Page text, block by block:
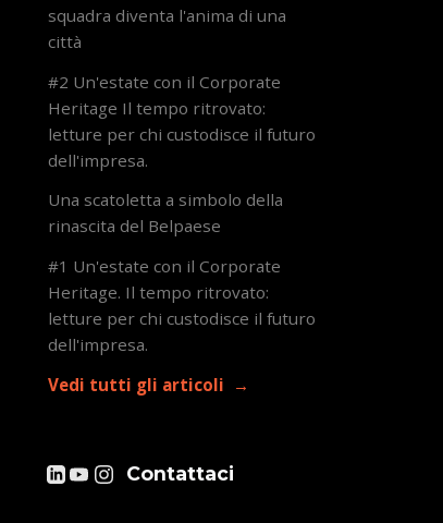
squadra diventa l'anima di una
città
#2 Un'estate con il Corporate
Heritage Il tempo ritrovato:
letture per chi custodisce il futuro
dell'impresa.
Una scatoletta a simbolo della
rinascita del Belpaese
#1 Un'estate con il Corporate
Heritage. Il tempo ritrovato:
letture per chi custodisce il futuro
dell'impresa.
Vedi tutti gli articoli
Contattaci